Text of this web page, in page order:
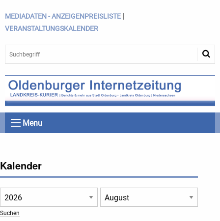
MEDIADATEN - ANZEIGENPREISLISTE |
VERANSTALTUNGSKALENDER
Menu
Kalender